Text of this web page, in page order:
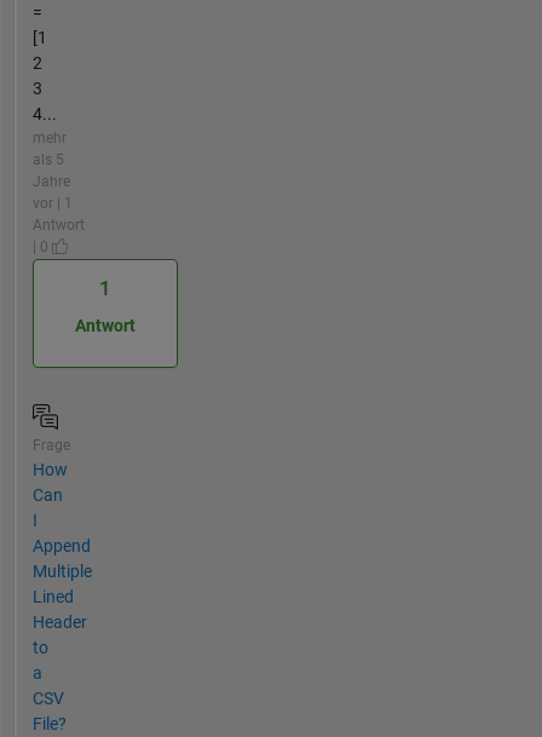
=
[1
2
3
4...
mehr
als 5
Jahre
vor | 1
Antwort
| 0
1
Antwort
Frage
How
Can
I
Append
Multiple
Lined
Header
to
a
CSV
File?